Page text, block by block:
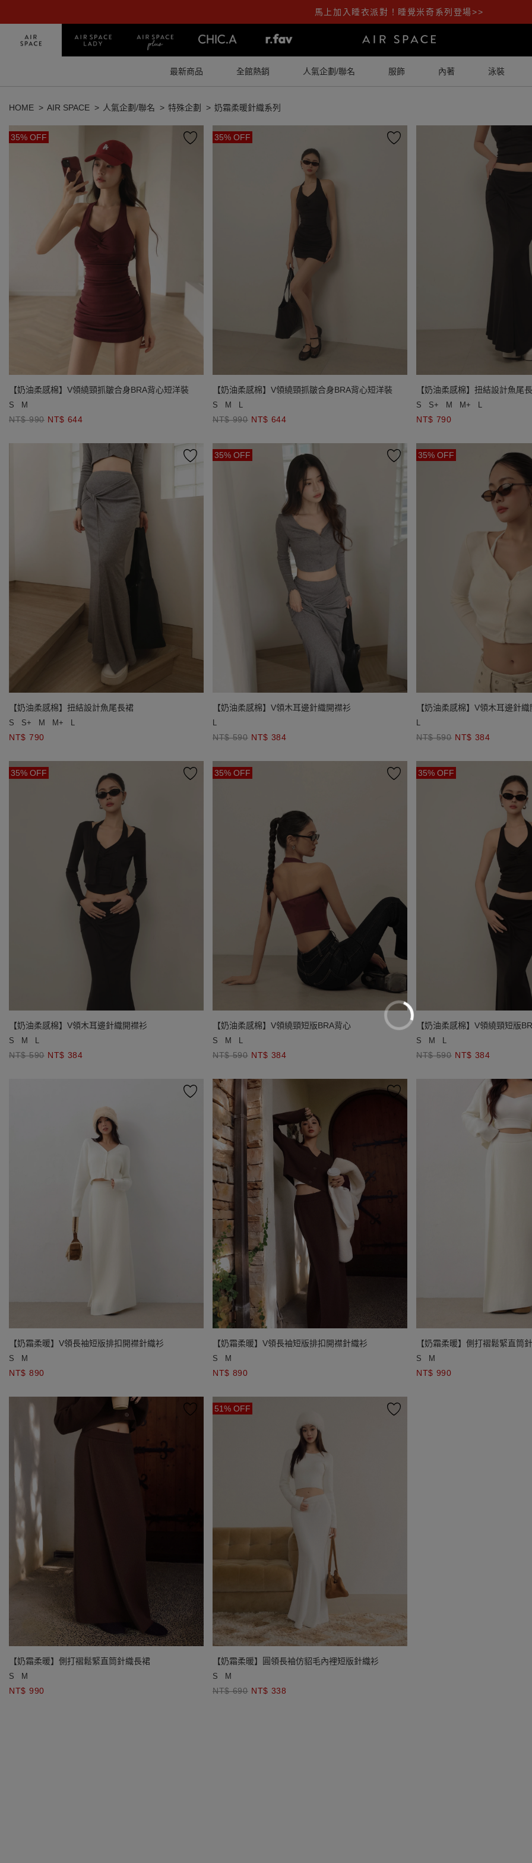
馬上加入睡衣派對！睡覺米奇系列登場>>
最新商品 全館熱銷 人氣企劃/聯名 服飾 內著 泳裝
HOME AIR SPACE 人氣企劃/聯名 特殊企劃 奶霜柔暖針織系列
35% OFF
【奶油柔感棉】V領繞頸抓皺合身BRA背心短洋裝
S M
NT$ 990 NT$ 644
35% OFF
【奶油柔感棉】V領繞頸抓皺合身BRA背心短洋裝
S M
NT$ 990 NT$ 644
【奶油柔感棉】扭結設計魚尾
S S+ M M+
NT$ 790
【奶油柔感棉】扭結設計魚尾長裙
S S+ M M+
NT$ 790
35% OFF
【奶油柔感棉】V領木耳邊針織開襟衫
NT$ 590 NT$ 384
35% OFF
【奶油柔感棉】V領木耳邊針
NT$ 590 NT$ 384
35% OFF
【奶油柔感棉】V領木耳邊針織開襟衫
S M
NT$ 590 NT$ 384
35% OFF
【奶油柔感棉】V領繞頸短版BRA背心
S M
NT$ 590 NT$ 384
35% OFF
【奶油柔感棉】V領繞頸短版
S M
NT$ 590 NT$ 384
【奶霜柔暖】V領長袖短版排扣開襟針織衫
S M
NT$ 890
【奶霜柔暖】V領長袖短版排扣開襟針織衫
S M
NT$ 890
【奶霜柔暖】側打褶鬆緊直筒
S M
NT$ 990
【奶霜柔暖】側打褶鬆緊直筒針織長裙
S M
NT$ 990
51% OFF
【奶霜柔暖】圓領長袖仿貂毛內裡短版針織衫
S M
NT$ 690 NT$ 338